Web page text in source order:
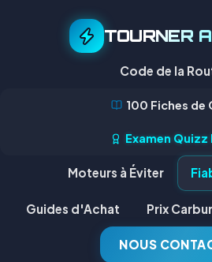
TOURNER
Code de la
100 Fiches de
Examen Quizz
Moteurs à Éviter
Guides d'Achat Prix
NOUS